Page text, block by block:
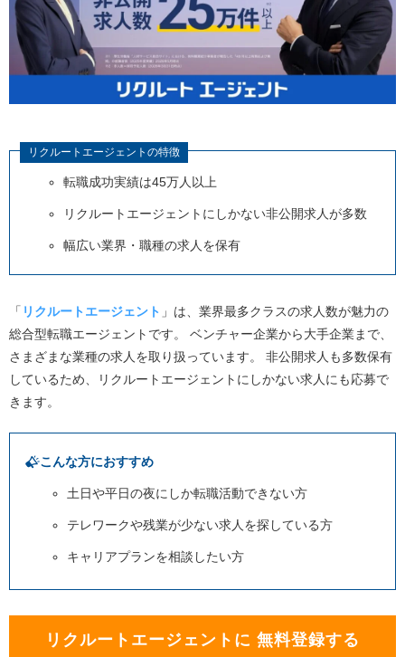
リクルートエージェントの特徴
転職成功実績は45万人以上
リクルートエージェントにしかない非公開求人が多数
幅広い業界・職種の求人を保有
「 リクルートエージェント 」は、業界最多クラスの求人数が魅力の
総合型転職エージェントです。 ベンチャー企業から大手企業まで、
さまざまな業種の求人を取り扱っています。 非公開求人も多数保有
しているため、リクルートエージェントにしかない求人にも応募で
きます。
こんな方におすすめ
土日や平日の夜にしか転職活動できない方
テレワークや残業が少ない求人を探している方
キャリアプランを相談したい方
リクルートエージェントに 無料登録する